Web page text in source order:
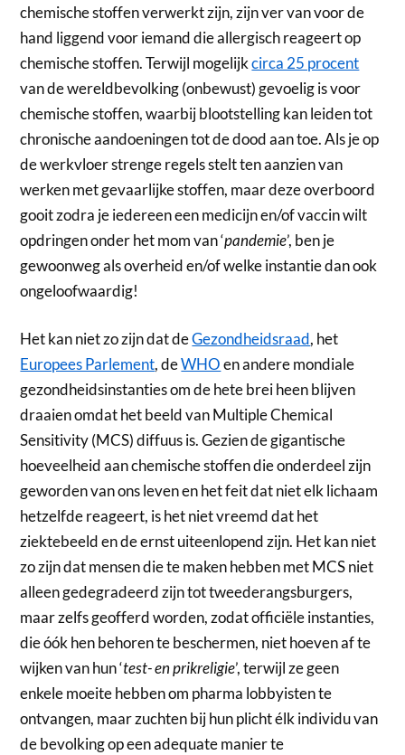
chemische stoffen verwerkt zijn, zijn ver van voor de
hand liggend voor iemand die allergisch reageert op
chemische stoffen. Terwijl mogelijkcirca 25 procent
van de wereldbevolking (onbewust) gevoelig is voor
chemische stoffen, waarbij blootstelling kan leiden tot
chronische aandoeningen tot de dood aan toe. Als je op
de werkvloer strenge regels stelt ten aanzien van
werken met gevaarlijke stoffen, maar deze overboord
gooit zodra je iedereen een medicijn en/of vaccin wilt
opdringen onder het mom van ‘pandemie’, ben je
gewoonweg als overheid en/of welke instantie dan ook
ongeloofwaardig!
Het kan niet zo zijn dat deGezondheidsraad, het
Europees Parlement, deWHOen andere mondiale
gezondheidsinstanties om de hete brei heen blijven
draaien omdat het beeld van Multiple Chemical
Sensitivity (MCS) diffuus is. Gezien de gigantische
hoeveelheid aan chemische stoffen die onderdeel zijn
geworden van ons leven en het feit dat niet elk lichaam
hetzelfde reageert, is het niet vreemd dat het
ziektebeeld en de ernst uiteenlopend zijn. Het kan niet
zo zijn dat mensen die te maken hebben met MCS niet
alleen gedegradeerd zijn tot tweederangsburgers,
maar zelfs geofferd worden, zodat officiële instanties,
die óók hen behoren te beschermen, niet hoeven af te
wijken van hun ‘test- en prikreligie’, terwijl ze geen
enkele moeite hebben om pharma lobbyisten te
ontvangen, maar zuchten bij hun plicht élk individu van
de bevolking op een adequate manier te